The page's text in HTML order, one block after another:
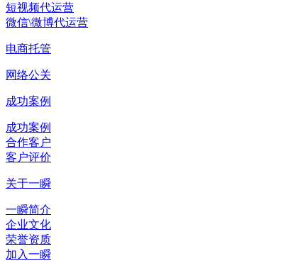
短视频代运营
微信\微博代运营
电商托管
网络公关
成功案例
成功案例
合作客户
客户评价
关于一瞬
一瞬简介
企业文化
荣誉资质
加入一瞬